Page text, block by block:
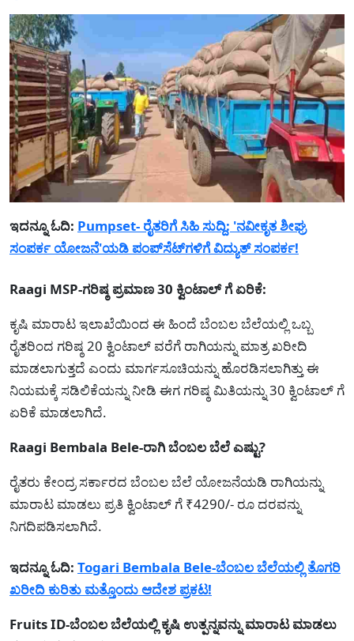
ಇದನ್ನೂ ಓದಿ: Pumpset- ರೈತರಿಗೆ ಸಿಹಿ ಸುದ್ದಿ: 'ನವೀಕೃತ ಶೀಘ್ರ
ಸಂಪರ್ಕ ಯೋಜನೆ'ಯಡಿ ಪಂಪ್‌ಸೆಟ್‌ಗಳಿಗೆ ವಿದ್ಯುತ್ ಸಂಪರ್ಕ!
Raagi MSP-ಗರಿಷ್ಠ ಪ್ರಮಾಣ 30 ಕ್ವಿಂಟಾಲ್ ಗೆ ಏರಿಕೆ:
ಕೃಷಿ ಮಾರಾಟ ಇಲಾಖೆಯಿಂದ ಈ ಹಿಂದೆ ಬೆಂಬಲ ಬೆಲೆಯಲ್ಲಿ ಒಬ್ಬ
ರೈತರಿಂದ ಗರಿಷ್ಠ 20 ಕ್ವಿಂಟಾಲ್ ವರೆಗೆ ರಾಗಿಯನ್ನು ಮಾತ್ರ ಖರೀದಿ
ಮಾಡಲಾಗುತ್ತದೆ ಎಂದು ಮಾರ್ಗಸೂಚಿಯನ್ನು ಹೊರಡಿಸಲಾಗಿತ್ತು ಈ
ನಿಯಮಕ್ಕೆ ಸಡಿಲಿಕೆಯನ್ನು ನೀಡಿ ಈಗ ಗರಿಷ್ಠ ಮಿತಿಯನ್ನು 30 ಕ್ವಿಂಟಾಲ್ ಗೆ
ಏರಿಕೆ ಮಾಡಲಾಗಿದೆ.
Raagi Bembala Bele-ರಾಗಿ ಬೆಂಬಲ ಬೆಲೆ ಎಷ್ಟು?
ರೈತರು ಕೇಂದ್ರ ಸರ್ಕಾರದ ಬೆಂಬಲ ಬೆಲೆ ಯೋಜನೆಯಡಿ ರಾಗಿಯನ್ನು
ಮಾರಾಟ ಮಾಡಲು ಪ್ರತಿ ಕ್ವಿಂಟಾಲ್ ಗೆ ₹4290/- ರೂ ದರವನ್ನು
ನಿಗದಿಪಡಿಸಲಾಗಿದೆ.
ಇದನ್ನೂ ಓದಿ: Togari Bembala Bele-ಬೆಂಬಲ ಬೆಲೆಯಲ್ಲಿ ತೊಗರಿ
ಖರೀದಿ ಕುರಿತು ಮತ್ತೊಂದು ಆದೇಶ ಪ್ರಕಟ!
Fruits ID-ಬೆಂಬಲ ಬೆಲೆಯಲ್ಲಿ ಕೃಷಿ ಉತ್ಪನ್ನವನ್ನು ಮಾರಾಟ ಮಾಡಲು